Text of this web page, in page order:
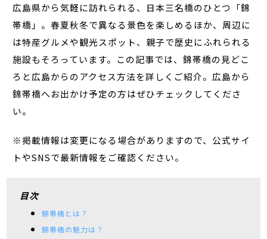
広島県から気軽に訪れられる、日本三名橋のひとつ「錦
帯橋」。春夏秋冬で異なる景色を楽しめるほか、周辺に
は特産グルメや観光スポット、親子で歴史にふれられる
施設もそろっています。この記事では、錦帯橋の見どこ
ろと広島からのアクセス方法を詳しくご紹介。広島から
錦帯橋へお出かけ予定の方はぜひチェックしてくださ
い。
※掲載情報は変更になる場合がありますので、公式サイ
トやSNSで最新情報をご確認ください。
目次
錦帯橋とは？
錦帯橋の魅力は？